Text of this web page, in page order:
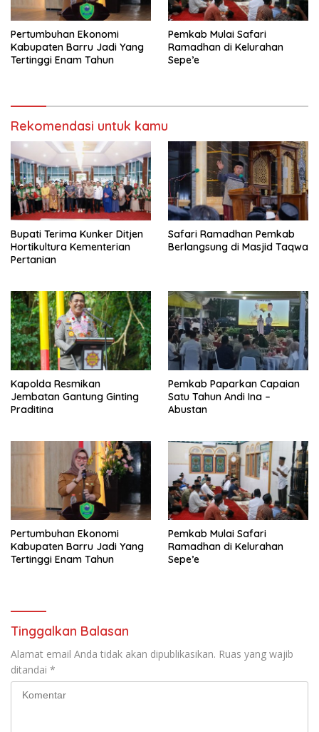
Pertumbuhan Ekonomi
Kabupaten Barru Jadi Yang
Tertinggi Enam Tahun
Pemkab Mulai Safari
Ramadhan di Kelurahan
Sepe’e
Rekomendasi untuk kamu
Bupati Terima Kunker Ditjen
Hortikultura Kementerian
Pertanian
Safari Ramadhan Pemkab
Berlangsung di Masjid Taqwa
Kapolda Resmikan
Jembatan Gantung Ginting
Praditina
Pemkab Paparkan Capaian
Satu Tahun Andi Ina –
Abustan
Pertumbuhan Ekonomi
Kabupaten Barru Jadi Yang
Tertinggi Enam Tahun
Pemkab Mulai Safari
Ramadhan di Kelurahan
Sepe’e
Tinggalkan Balasan
Alamat email Anda tidak akan dipublikasikan. Ruas yang wajib
ditandai *